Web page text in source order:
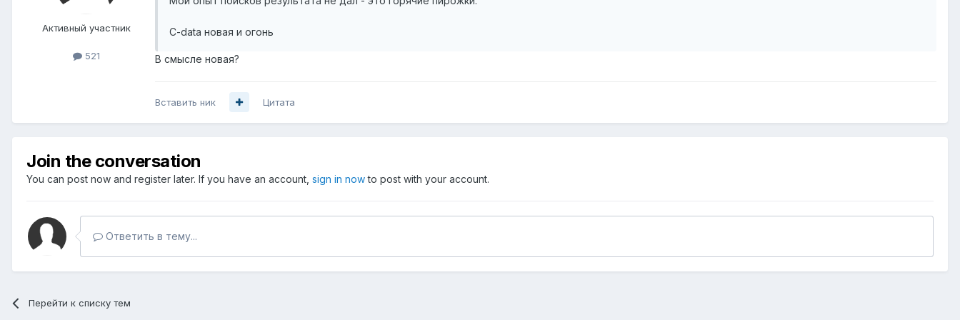
Активный участник
521
C-data новая и огонь
В смысле новая?
Вставить ник Цитата
Join the conversation
You can post now and register later. If you have an account, sign in nowto post with your account.
Ответить в тему...
Перейти к списку тем